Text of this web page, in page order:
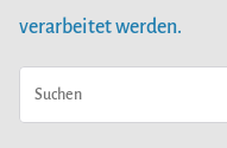
verarbeitet werden.